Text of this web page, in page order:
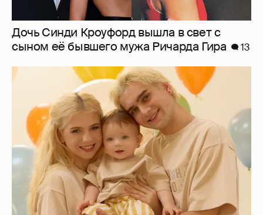
Дочь Синди Кроуфорд вышла в свет с
сыном её бывшего мужа Ричарда Гира
13